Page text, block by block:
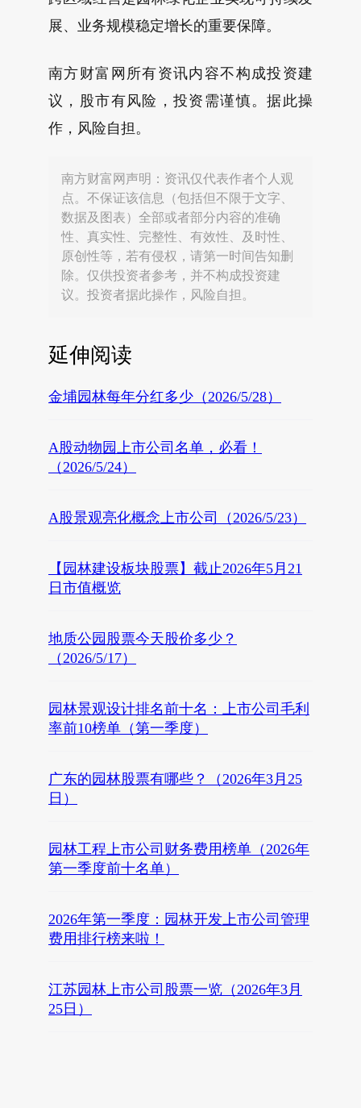
展、业务规模稳定增长的重要保障。
南方财富网所有资讯内容不构成投资建
议，股市有风险，投资需谨慎。据此操
作，风险自担。
南方财富网声明：资讯仅代表作者个人观
点。不保证该信息（包括但不限于文字、
数据及图表）全部或者部分内容的准确
性、真实性、完整性、有效性、及时性、
原创性等，若有侵权，请第一时间告知删
除。仅供投资者参考，并不构成投资建
议。投资者据此操作，风险自担。
延伸阅读
金埔园林每年分红多少（2026/5/28）
A股动物园上市公司名单，必看！
（2026/5/24）
A股景观亮化概念上市公司（2026/5/23）
【园林建设板块股票】截止2026年5月21
日市值概览
地质公园股票今天股价多少？
（2026/5/17）
园林景观设计排名前十名：上市公司毛利
率前10榜单（第一季度）
广东的园林股票有哪些？（2026年3月25
日）
园林工程上市公司财务费用榜单（2026年
第一季度前十名单）
2026年第一季度：园林开发上市公司管理
费用排行榜来啦！
江苏园林上市公司股票一览（2026年3月
25日）